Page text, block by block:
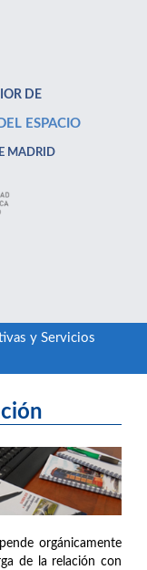
DE
ESPACIO
MADRID
y Servicios
orgánicamente
de la relación con